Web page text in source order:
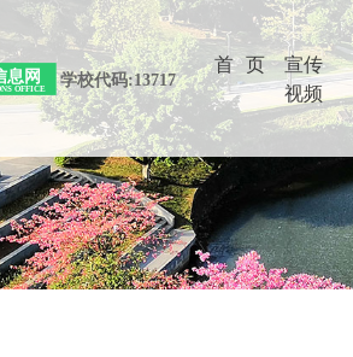
首 页(current)
宣传
视频